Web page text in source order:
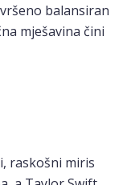
balansiran
mješavina čini
raskošni miris